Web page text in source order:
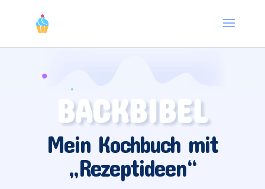
BACKBIBEL
Mein Kochbuch mit
„Rezeptideen“